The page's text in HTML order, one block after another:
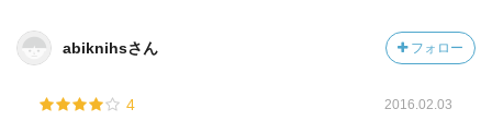
abiknihsさん フォロー
4 2016.02.03